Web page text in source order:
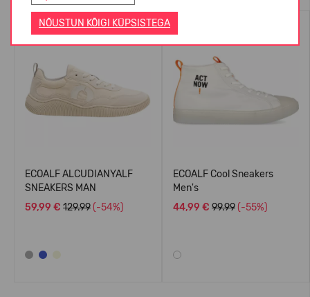
NÕUSTUN KÕIGI KÜPSISTEGA
ECOALF ALCUDIANYALF
SNEAKERS MAN
59,99 € 129.99 (-54%)
ECOALF Cool Sneakers
Men's
44,99 € 99.99 (-55%)